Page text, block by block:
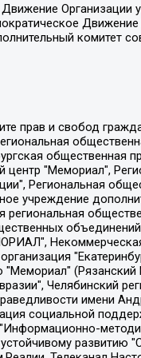
Организации
комитет
Регина Эмилевна, Григорьев Андрей Валерьевич, Григорьева Алина Александровна, Ассоциация по содействию защите прав призывников, альтернативнослужащих и военнослужащих "Правозащитная группа "Гражданин.Армия.Право", Хисамова Регина Фаритовна, Автономная некоммерческая организация по реализации социально-правовых программ "Лилит", Дальневосточное общественное движение "Маяк", Санкт-Петербургская ЛГБТ-инициативная группа "Выход", Инициативная группа ЛГБТ+ "Реверс", Алексеев Андрей Викторович, Бекбулатова Таисия Львовна, Беляев Иван Михайлович, Владыкина Елена Сергеевна, Гельман Марат Александрович, Никульшина Вероника Юрьевна, Толоконникова Надежда Андреевна, Шендерович Виктор Анатольевич, Общество с ограниченной ответственностью "Данное сообщение", Общество с ограниченной ответственностью Издательский дом "Новая глава", Айнбиндер Александра Александровна, Московский комьюнити-центр для ЛГБТ+инициатив, Благотворительный фонд развития филантропии, Deutsche Welle (Германия, Kurt-Schumacher-Strasse 3, 53113 Bonn), Борзунова Мария Михайловна, Воробьев Виктор Викторович, Голубева Анна Львовна, Константинова Алла Михайловна, Малкова Ирина Владимировна, Мурадов Мурад Абдулгалимович, Осетинская Елизавета Николаевна, Понасенков Евгений Николаевич, Ганапольский Матвей Юрьевич, Киселев Евгений Алексеевич, Борухович Ирина